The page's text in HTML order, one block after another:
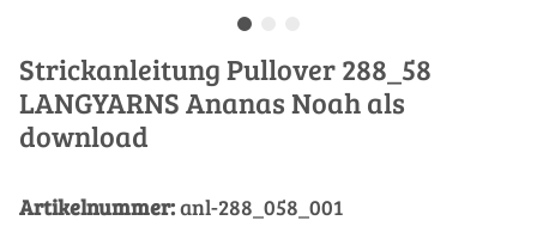
Strickanleitung Pullover 288_58
LANGYARNS Ananas Noah als
download
Artikelnummer:anl-288_058_001